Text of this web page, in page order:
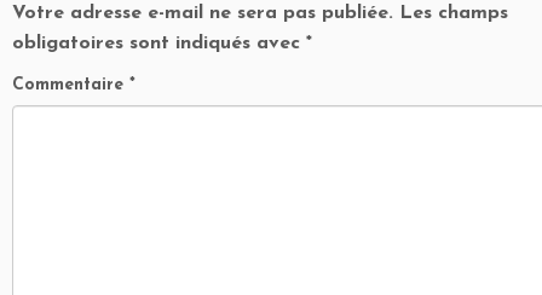
Votre adresse e-mail ne sera pas publiée.
Les champs
obligatoires sont indiqués avec *
Commentaire *